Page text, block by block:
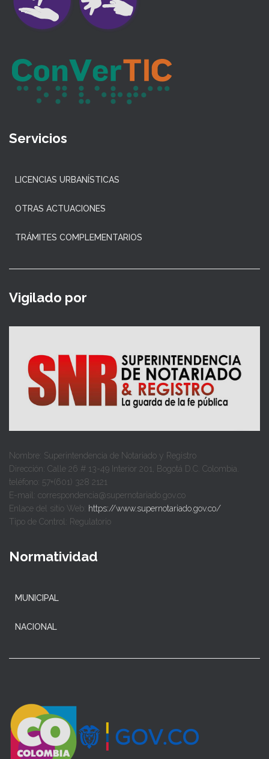
Servicios
LICENCIAS URBANÍSTICAS
OTRAS ACTUACIONES
TRÁMITES COMPLEMENTARIOS
Vigilado por
Nombre: Superintendencia de Notariado y Registro
Dirección: Calle 26 # 13-49 Interior 201, Bogotá D.C. Colombia.
teléfono: 57+(601) 328 2121
E-mail: correspondencia@supernotariado.gov.co
Enlace del sitio Web: https://www.supernotariado.gov.co/
Tipo de Control: Regulatorio
Normatividad
MUNICIPAL
NACIONAL